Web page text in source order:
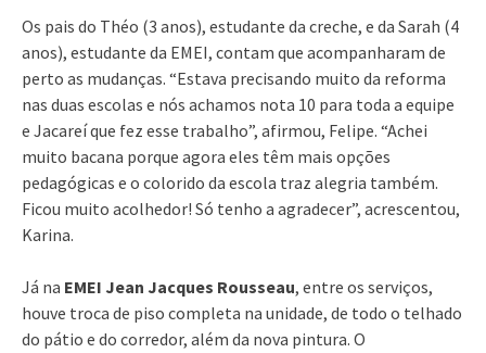
Os pais do Théo (3 anos), estudante da creche, e da Sarah (4
anos), estudante da EMEI, contam que acompanharam de
perto as mudanças. “Estava precisando muito da reforma
nas duas escolas e nós achamos nota 10 para toda a equipe
e Jacareí que fez esse trabalho”, afirmou, Felipe. “Achei
muito bacana porque agora eles têm mais opções
pedagógicas e o colorido da escola traz alegria também.
Ficou muito acolhedor! Só tenho a agradecer”, acrescentou,
Karina.
Já na EMEI Jean Jacques Rousseau, entre os serviços,
houve troca de piso completa na unidade, de todo o telhado
do pátio e do corredor, além da nova pintura. O